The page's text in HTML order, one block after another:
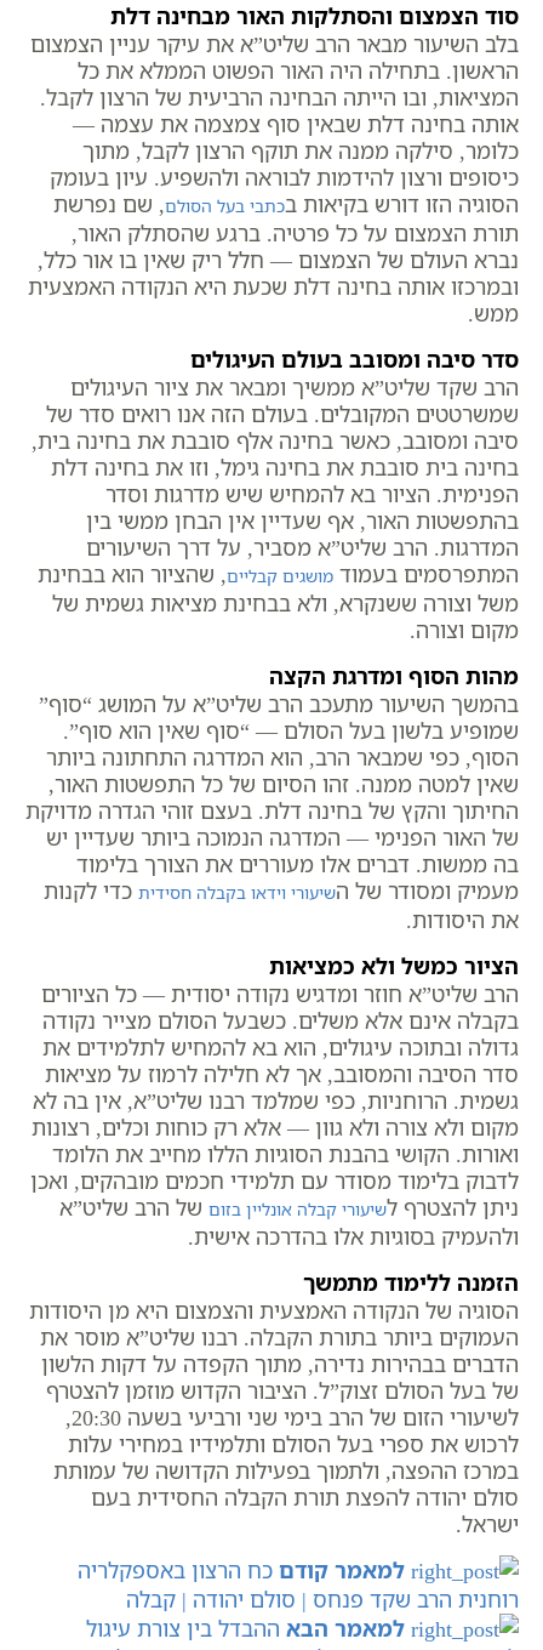
סוד הצמצום והסתלקות האור מבחינה דלת
בלב השיעור מבאר הרב שליט”א את עיקר עניין הצמצום
הראשון. בתחילה היה האור הפשוט הממלא את כל
המציאות, ובו הייתה הבחינה הרביעית של הרצון לקבל.
אותה בחינה דלת שבאין סוף צמצמה את עצמה —
כלומר, סילקה ממנה את תוקף הרצון לקבל, מתוך
כיסופים ורצון להידמות לבוראה ולהשפיע. עיון בעומק
הסוגיה הזו דורש בקיאות בכתבי בעל הסולם, שם נפרשת
תורת הצמצום על כל פרטיה. ברגע שהסתלק האור,
נברא העולם של הצמצום — חלל ריק שאין בו אור כלל,
ובמרכזו אותה בחינה דלת שכעת היא הנקודה האמצעית
ממש.
סדר סיבה ומסובב בעולם העיגולים
הרב שקד שליט”א ממשיך ומבאר את ציור העיגולים
שמשרטטים המקובלים. בעולם הזה אנו רואים סדר של
סיבה ומסובב, כאשר בחינה אלף סובבת את בחינה בית,
בחינה בית סובבת את בחינה גימל, וזו את בחינה דלת
הפנימית. הציור בא להמחיש שיש מדרגות וסדר
בהתפשטות האור, אף שעדיין אין הבחן ממשי בין
המדרגות. הרב שליט”א מסביר, על דרך השיעורים
המתפרסמים בעמוד מושגים קבליים, שהציור הוא בבחינת
משל וצורה ששנקרא, ולא בבחינת מציאות גשמית של
מקום וצורה.
מהות הסוף ומדרגת הקצה
בהמשך השיעור מתעכב הרב שליט”א על המושג “סוף”
שמופיע בלשון בעל הסולם — “סוף שאין הוא סוף”.
הסוף, כפי שמבאר הרב, הוא המדרגה התחתונה ביותר
שאין למטה ממנה. זהו הסיום של כל התפשטות האור,
החיתוך והקץ של בחינה דלת. בעצם זוהי הגדרה מדויקת
של האור הפנימי — המדרגה הנמוכה ביותר שעדיין יש
בה ממשות. דברים אלו מעוררים את הצורך בלימוד
מעמיק ומסודר של השיעורי וידאו בקבלה חסידית כדי לקנות
את היסודות.
הציור כמשל ולא כמציאות
הרב שליט”א חוזר ומדגיש נקודה יסודית — כל הציורים
בקבלה אינם אלא משלים. כשבעל הסולם מצייר נקודה
גדולה ובתוכה עיגולים, הוא בא להמחיש לתלמידים את
סדר הסיבה והמסובב, אך לא חלילה לרמוז על מציאות
גשמית. הרוחניות, כפי שמלמד רבנו שליט”א, אין בה לא
מקום ולא צורה ולא גוון — אלא רק כוחות וכלים, רצונות
ואורות. הקושי בהבנת הסוגיות הללו מחייב את הלומד
לדבוק בלימוד מסודר עם תלמידי חכמים מובהקים, ואכן
ניתן להצטרף לשיעורי קבלה אונליין בזום של הרב שליט”א
ולהעמיק בסוגיות אלו בהדרכה אישית.
הזמנה ללימוד מתמשך
הסוגיה של הנקודה האמצעית והצמצום היא מן היסודות
העמוקים ביותר בתורת הקבלה. רבנו שליט”א מוסר את
הדברים בבהירות נדירה, מתוך הקפדה על דקות הלשון
של בעל הסולם זצוק”ל. הציבור הקדוש מוזמן להצטרף
לשיעורי הזום של הרב בימי שני ורביעי בשעה 20:30,
לרכוש את ספרי בעל הסולם ותלמידיו במחירי עלות
במרכז ההפצה, ולתמוך בפעילות הקדושה של עמותת
סולם יהודה להפצת תורת הקבלה החסידית בעם
ישראל.
למאמר קודם כח הרצון באספקלריה
רוחנית הרב שקד פנחס | סולם יהודה | קבלה
למאמר הבא ההבדל בין צורת עיגול